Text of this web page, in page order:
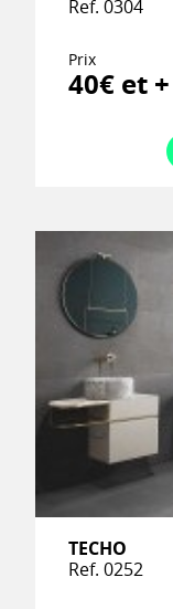
Ref. 0304
Prix
40€ et +
TECHO
Ref. 0252